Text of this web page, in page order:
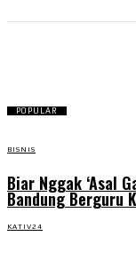
POPULAR
BISNIS
Biar Nggak ‘Asal
Bandung Berguru
KATIV24